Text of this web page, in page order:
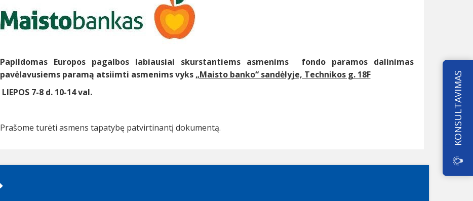
Papildomas Europos pagalbos labiausiai skurstantiems asmenims fondo paramos dalinimas
pavėlavusiems paramą atsiimti asmenims vyks „Maisto banko“ sandėlyje, Technikos g. 18F
LIEPOS 7-8 d. 10-14 val.
Prašome turėti asmens tapatybę patvirtinantį dokumentą. KONSULTAVIMAS